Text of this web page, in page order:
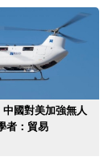
中國對美加強無人
者：貿易